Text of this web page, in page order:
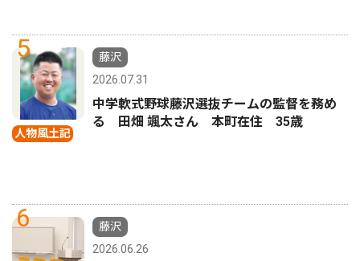
5
人物風土記
藤沢
2026.07.31
中学軟式野球藤沢選抜チームの監督を務め
る 田畑 颯太さん 本町在住 35歳
6
藤沢
2026.06.26